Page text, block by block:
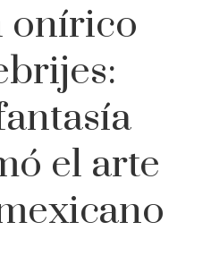
onírico
el arte